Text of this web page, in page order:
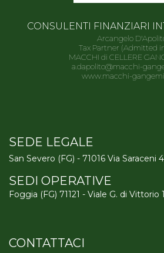
CONSULENTI FINANZIARI
Arcangelo
Tax Partner (Admitted
MACCHI di CELLERE
a.dapolito@macchi-
www.macchi-
SEDE LEGALE
San Severo (FG) - 71016 Via Saraceni
SEDI OPERATIVE
Foggia (FG) 71121 - Viale G. di Vittorio
CONTATTACI